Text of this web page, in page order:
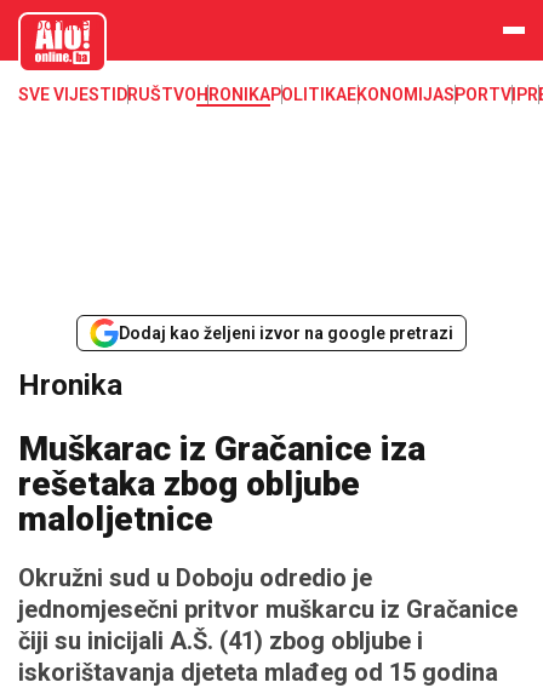
aloonline.b
SVE VIJESTI DRUŠTVOHRONIKAPOLITIKAEKONOMIJASPORTVIP
Dodaj kao željeni izvor na google pretrazi
Hronika
Muškarac iz Gračanice iza
rešetaka zbog obljube
maloljetnice
Okružni sud u Doboju odredio je
jednomjesečni pritvor muškarcu iz Gračanice
čiji su inicijali A.Š. (41) zbog obljube i
iskorištavanja djeteta mlađeg od 15 godina